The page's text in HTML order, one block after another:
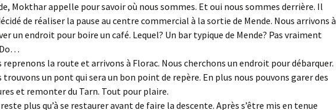
Mokthar appelle pour savoir où nous sommes. Et oui nous sommes derrière. Il
de réaliser la pause au centre commercial à la sortie de Mende. Nous arrivons à
un endroit pour boire un café. Lequel? Un bar typique de Mende? Pas vraiment
reprenons la route et arrivons à Florac. Nous cherchons un endroit pour débarquer.
trouvons un pont qui sera un bon point de repère. En plus nous pouvons garer des
et remonter du Tarn. Tout pour plaire.
plus qu’à se restaurer avant de faire la descente. Après s’être mis en tenue